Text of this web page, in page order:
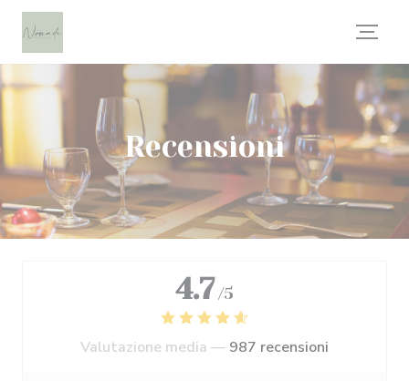
Personalizzazione delle tue scelte sui cookie
Recensioni
4.7 /5
Valutazione media — 987 recensioni